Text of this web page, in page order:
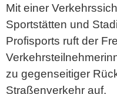
Mit einer
Sportstätten und
Profisports ruft der
zu gegenseitiger
Straßenverkehr auf.